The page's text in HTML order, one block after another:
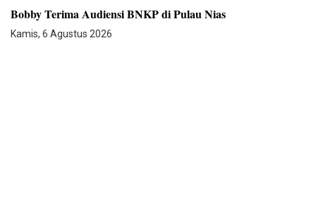
Bobby Terima Audiensi BNKP di Pulau Nias
Kamis, 6 Agustus 2026